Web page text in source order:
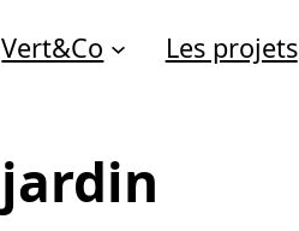
Vert&Co Les projets
jardin